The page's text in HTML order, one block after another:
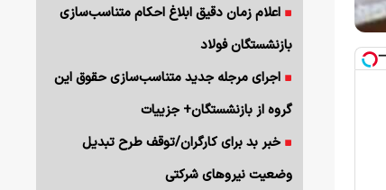
اعلام زمان دقیق ابلاغ احکام متناسب‌سازی
بازنشستگان فولاد
اجرای مرجله جدید متناسب‌سازی حقوق این
گروه از بازنشستگان+ جزییات
خبر بد برای کارگران/توقف طرح تبدیل
وضعیت نیروهای شرکتی